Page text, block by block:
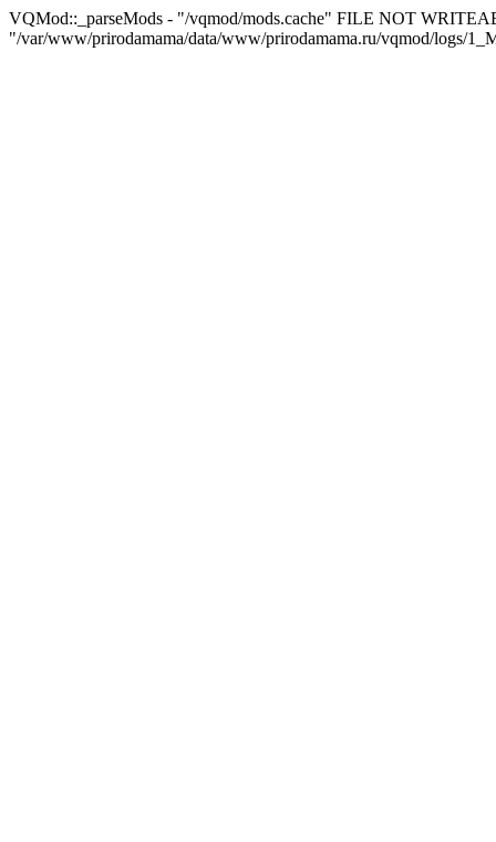
VQMod::_parseMods - "/vqmod/mods.cache" FILE NOT
"/var/www/prirodamama/data/www/prirodamama.ru/vqmod/logs/